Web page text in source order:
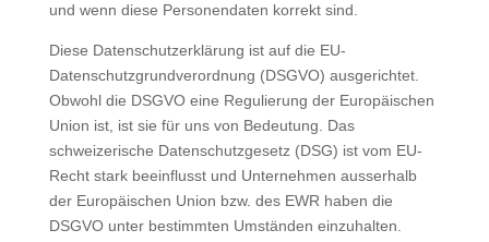
und wenn diese Personendaten korrekt sind.
Diese Datenschutzerklärung ist auf die EU-
Datenschutzgrundverordnung (DSGVO) ausgerichtet.
Obwohl die DSGVO eine Regulierung der Europäischen
Union ist, ist sie für uns von Bedeutung. Das
schweizerische Datenschutzgesetz (DSG) ist vom EU-
Recht stark beeinflusst und Unternehmen ausserhalb
der Europäischen Union bzw. des EWR haben die
DSGVO unter bestimmten Umständen einzuhalten.